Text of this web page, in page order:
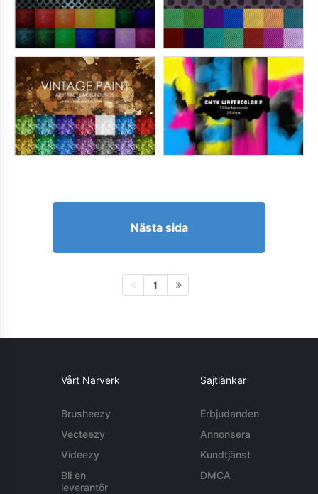
Nästa sida
1
Vårt Närverk
Brusheezy
Vecteezy
Videezy
Bli en
leverantör
Sajtlänkar
Erbjudanden
Annonsera
Kundtjänst
DMCA